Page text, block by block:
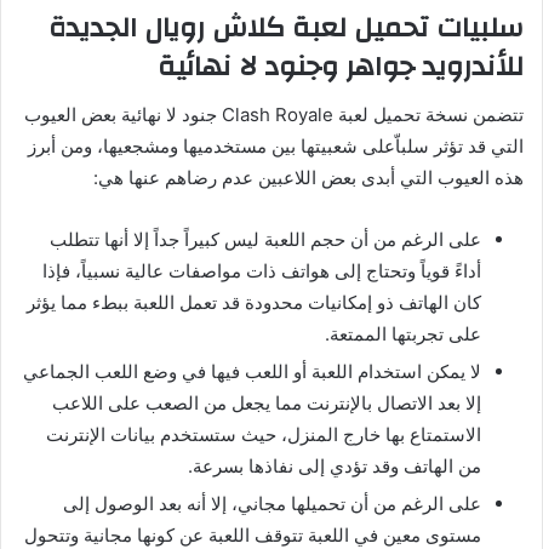
سلبيات تحميل لعبة كلاش رويال الجديدة
للأندرويد جواهر وجنود لا نهائية
تتضمن نسخة تحميل لعبة Clash Royale جنود لا نهائية بعض العيوب
التي قد تؤثر سلباّعلى شعبيتها بين مستخدميها ومشجعيها، ومن أبرز
هذه العيوب التي أبدى بعض اللاعبين عدم رضاهم عنها هي:
على الرغم من أن حجم اللعبة ليس كبيراً جداً إلا أنها تتطلب
أداءً قوياً وتحتاج إلى هواتف ذات مواصفات عالية نسبياً، فإذا
كان الهاتف ذو إمكانيات محدودة قد تعمل اللعبة ببطء مما يؤثر
على تجربتها الممتعة.
لا يمكن استخدام اللعبة أو اللعب فيها في وضع اللعب الجماعي
إلا بعد الاتصال بالإنترنت مما يجعل من الصعب على اللاعب
الاستمتاع بها خارج المنزل، حيث ستستخدم بيانات الإنترنت
من الهاتف وقد تؤدي إلى نفاذها بسرعة.
على الرغم من أن تحميلها مجاني، إلا أنه بعد الوصول إلى
مستوى معين في اللعبة تتوقف اللعبة عن كونها مجانية وتتحول